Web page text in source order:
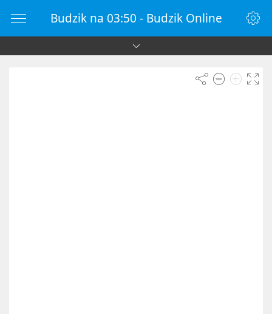
Budzik na 03:50 - Budzik Online